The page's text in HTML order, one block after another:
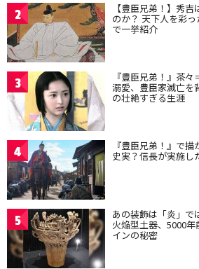
2 【豊臣兄弟！】秀
のか？ 天下人を彩
で一挙紹介
3 『豊臣兄弟！』茶
溺愛、豊臣家滅亡を
の壮絶すぎる生涯
4 『豊臣兄弟！』で
史実？信長が実施し
5 あの装飾は「炎」で
火焔型土器、5000
インの秘密